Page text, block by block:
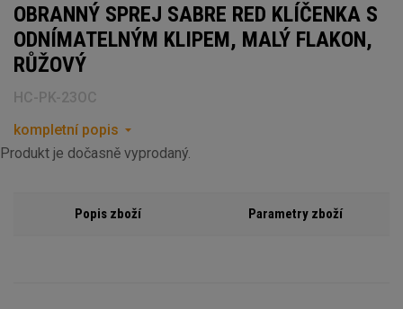
OBRANNÝ SPREJ SABRE RED KLÍČENKA S
ODNÍMATELNÝM KLIPEM, MALÝ FLAKON,
RŮŽOVÝ
HC-PK-23OC
kompletní popis
Produkt je dočasně vyprodaný.
Popis zboží Parametry zboží